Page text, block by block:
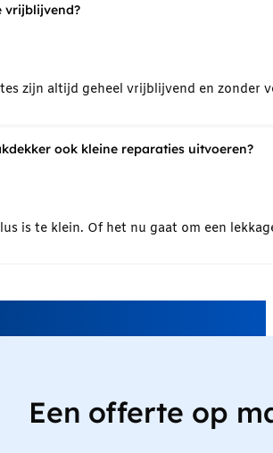
vrijblijvend?
zijn altijd geheel vrijblijvend en
ook kleine reparaties uitvoeren?
is te klein. Of het nu gaat om een
Een offerte op